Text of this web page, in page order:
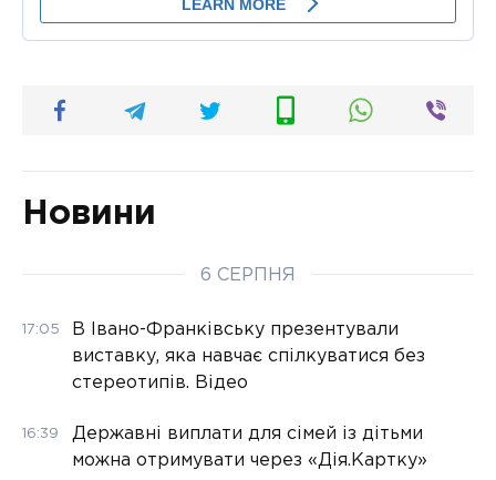
Новини
6 СЕРПНЯ
17:05
В Івано-Франківську презентували
виставку, яка навчає спілкуватися без
стереотипів. Відео
16:39
Державні виплати для сімей із дітьми
можна отримувати через «Дія.Картку»